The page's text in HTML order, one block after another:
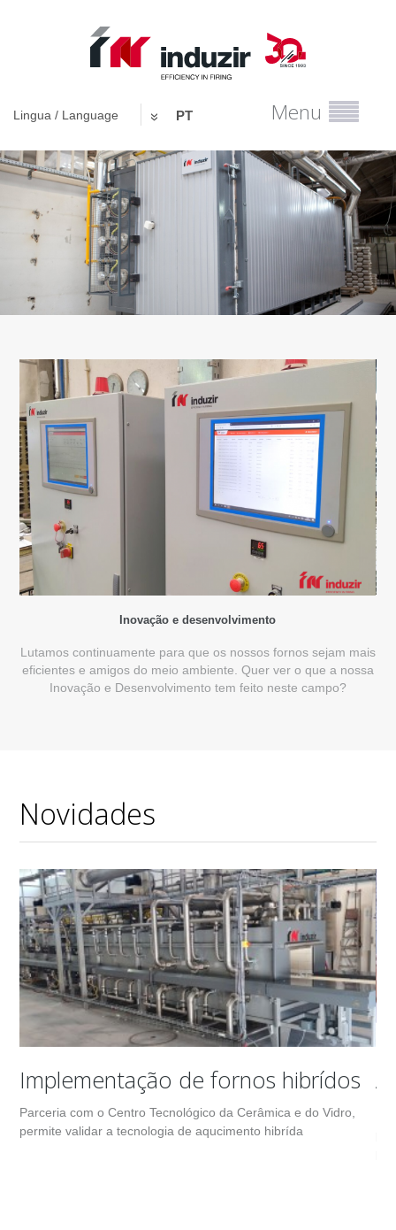
Lingua / Language PT Menu
Inovação e desenvolvimento
Lutamos continuamente para que os nossos fornos sejam mais
eficientes e amigos do meio ambiente. Quer ver o que a nossa
Inovação e Desenvolvimento tem feito neste campo?
Novidades
Implementação de fornos hibrídos
Parceria com o Centro Tecnológico da Cerâmica e do Vidro,
permite validar a tecnologia de aqucimento hibrída